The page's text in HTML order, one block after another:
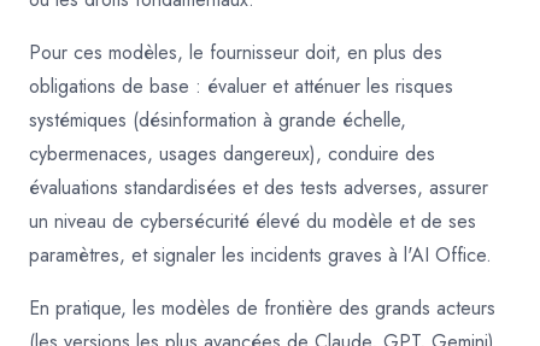
Pour ces modèles, le fournisseur doit, en plus des
obligations de base : évaluer et atténuer les risques
systémiques (désinformation à grande échelle,
cybermenaces, usages dangereux), conduire des
évaluations standardisées et des tests adverses, assurer
un niveau de cybersécurité élevé du modèle et de ses
paramètres, et signaler les incidents graves à l'AI Office.
En pratique, les modèles de frontière des grands acteurs